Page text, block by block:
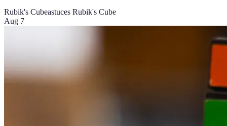
Rubik's Cubeastuces Rubik's Cube
Aug 7